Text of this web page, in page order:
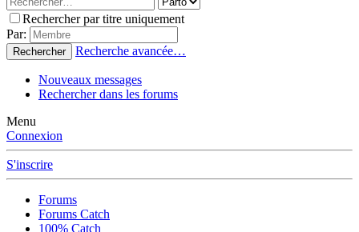
Rechercher par titre uniquement
Par:
Rechercher Recherche avancée…
Nouveaux messages
Rechercher dans les forums
Menu
Connexion
S'inscrire
Forums
Forums Catch
100% Catch